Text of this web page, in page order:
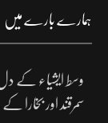
ہمارے بارے میں
وسط ایشیاء کے دل
سمرقند اور